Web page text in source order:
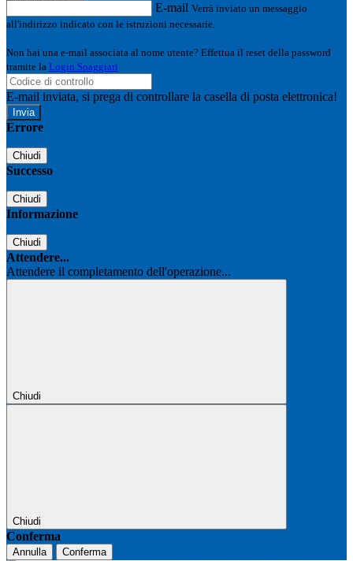
E-mail Verrà inviato un messaggio
all'indirizzo indicato con le istruzioni necessarie.
Non hai una e-mail associata al nome utente? Effettua il reset della password
tramite la Login Spaggiari
E-mail inviata, si prega di controllare la casella di posta elettronica!
Errore
Chiudi
Successo
Chiudi
Informazione
Chiudi
Attendere...
Attendere il completamento dell'operazione...
Chiudi
Chiudi
Conferma
Annulla Conferma